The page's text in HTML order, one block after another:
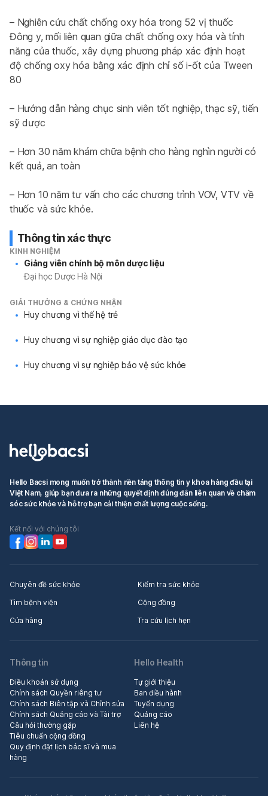
– Nghiên cứu chất chống oxy hóa trong 52 vị thuốc
Đông y, mối liên quan giữa chất chống oxy hóa và tính
năng của thuốc, xây dựng phương pháp xác định hoạt
độ chống oxy hóa bằng xác định chỉ số i-ốt của Tween
80
– Hướng dẫn hàng chục sinh viên tốt nghiệp, thạc sỹ, tiến
sỹ dược
– Hơn 30 năm khám chữa bệnh cho hàng nghìn người có
kết quả, an toàn
– Hơn 10 năm tư vấn cho các chương trình VOV, VTV về
thuốc và sức khỏe.
Thông tin xác thực
KINH NGHIỆM
Giảng viên chính bộ môn dược liệu
Đại học Dược Hà Nội
GIẢI THƯỞNG & CHỨNG NHẬN
Huy chương vì thế hệ trẻ
Huy chương vì sự nghiệp giáo dục đào tạo
Huy chương vì sự nghiệp bảo vệ sức khỏe
Hello Bacsi mong muốn trở thành nền tảng thông tin y khoa hàng đầu tại
Việt Nam, giúp bạn đưa ra những quyết định đúng đắn liên quan về chăm
sóc sức khỏe và hỗ trợ bạn cải thiện chất lượng cuộc sống.
Kết nối với chúng tôi
Chuyên đề sức khỏe
Kiểm tra sức khỏe
Tìm bệnh viện
Cộng đồng
Cửa hàng
Tra cứu lịch hẹn
Thông tin
Điều khoản sử dụng
Chính sách Quyền riêng tư
Chính sách Biên tập và Chỉnh sửa
Chính sách Quảng cáo và Tài trợ
Câu hỏi thường gặp
Tiêu chuẩn cộng đồng
Quy định đặt lịch bác sĩ và mua
hàng
Hello Health
Tự giới thiệu
Ban điều hành
Tuyển dụng
Quảng cáo
Liên hệ